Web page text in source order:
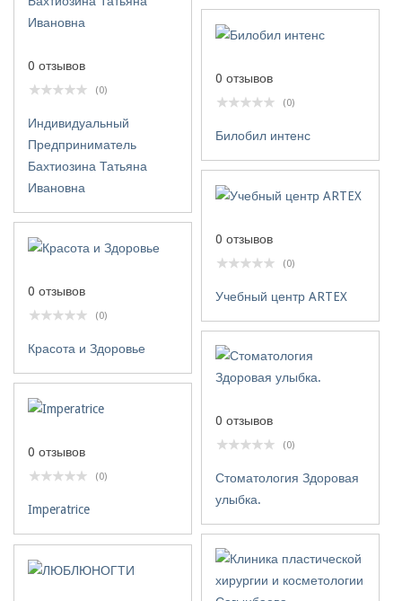
0 отзывов
(0)
Индивидуальный
Предприниматель
Бахтиозина Татьяна
Ивановна
0 отзывов
(0)
Билобил интенс
0 отзывов
(0)
Учебный центр ARTEX
0 отзывов
(0)
Красота и Здоровье
0 отзывов
(0)
Стоматология Здоровая
улыбка.
0 отзывов
(0)
Imperatrice